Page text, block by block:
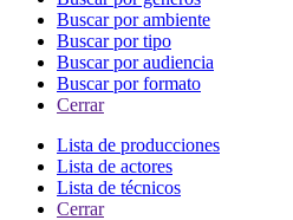
Buscar por ambiente
Buscar por tipo
Buscar por audiencia
Buscar por formato
Cerrar
Lista de producciones
Lista de actores
Lista de técnicos
Cerrar